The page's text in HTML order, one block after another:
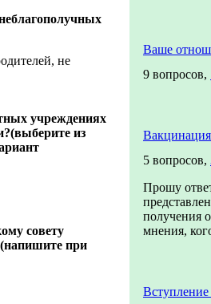
не
учреждениях
из
совету
при
Ваше
9 вопросов,
Вакцинация
5 вопросов,
Прошу
получения
мнения,